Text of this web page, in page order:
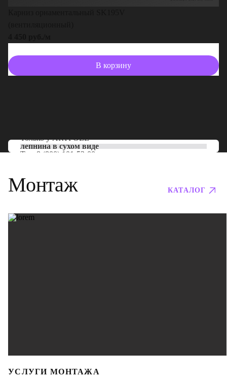
В корзину
Только уARTPOLE
лепнина в сухом виде
Тел: 8 (800) 101-53-00
Монтаж КАТАЛОГ
УСЛУГИ МОНТАЖА